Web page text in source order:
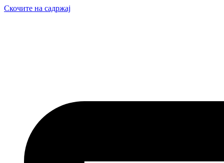
Скочите на садржај